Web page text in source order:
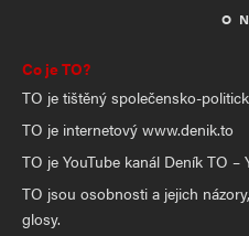
O
Co je TO?
TO je tištěný společensko-
TO je internetový www.denik.to
TO je YouTube kanál Deník TO –
TO jsou osobnosti a jejich
glosy.